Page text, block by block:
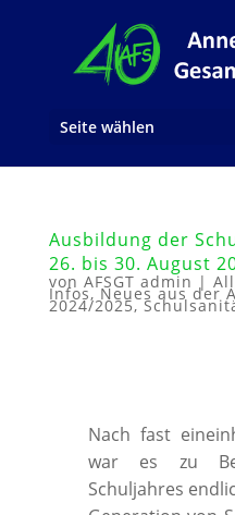
Seite wählen
Ausbildung der
26. bis 30. August
von AFSGT admin |
Infos,Neues aus der
2024/2025,
Nach fast
war es zu
Schuljahres